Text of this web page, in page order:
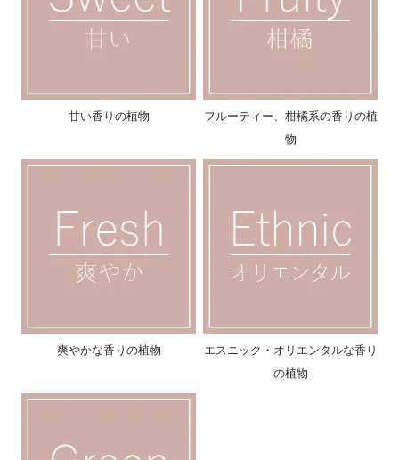
甘い香りの植物
フルーティー、柑橘系の香りの植
物
爽やかな香りの植物
エスニック・オリエンタルな香り
の植物